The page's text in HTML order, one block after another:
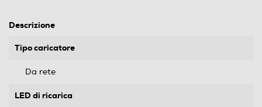
Descrizione
Tipo caricatore
Da rete
LED di ricarica